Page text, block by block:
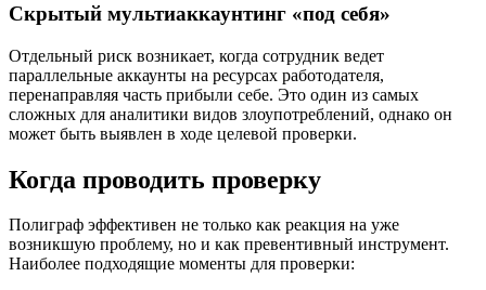
Скрытый мультиаккаунтинг «под себя»
Отдельный риск возникает, когда сотрудник ведет
параллельные аккаунты на ресурсах работодателя,
перенаправляя часть прибыли себе. Это один из самых
сложных для аналитики видов злоупотреблений, однако он
может быть выявлен в ходе целевой проверки.
Когда проводить проверку
Полиграф эффективен не только как реакция на уже
возникшую проблему, но и как превентивный инструмент.
Наиболее подходящие моменты для проверки: